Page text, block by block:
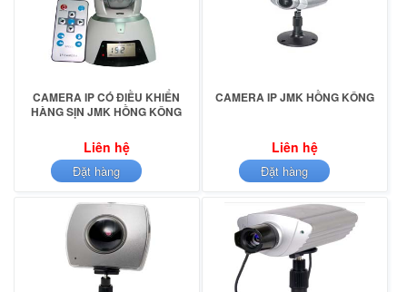
CAMERA IP CÓ ĐIỀU KHIỂN
HÀNG SỊN JMK HỒNG KÔNG
Liên hệ
Đặt hàng
CAMERA IP JMK HỒNG KÔNG
Liên hệ
Đặt hàng